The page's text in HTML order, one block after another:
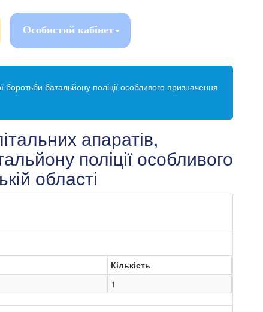
Особистий кабінет
боротьби батальйону поліції особливого призначення
апаратів,
поліції особливого
області
Кількість
1